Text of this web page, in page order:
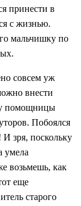
принести в
с жизнью.
мальчишку по
совсем уж
внести
у помощницы
Побоялся
И зря, поскольку
умела
возьмешь, как
еще
старого